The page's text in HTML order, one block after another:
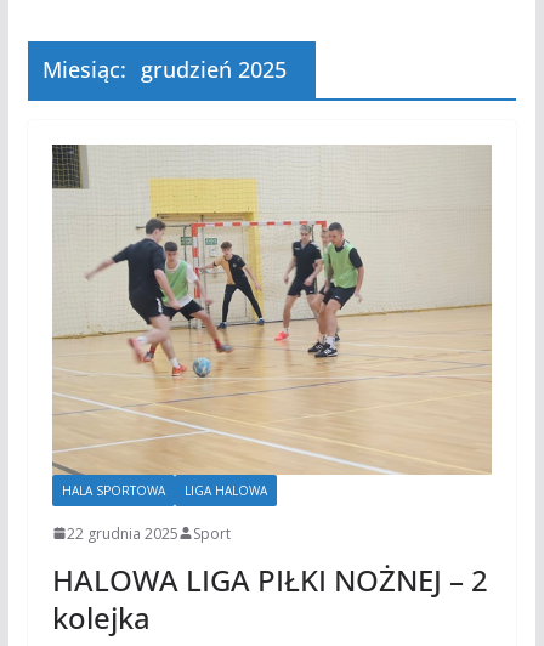
Miesiąc: grudzień 2025
HALA SPORTOWA LIGA HALOWA
22 grudnia 2025 Sport
HALOWA LIGA PIŁKI NOŻNEJ – 2
kolejka